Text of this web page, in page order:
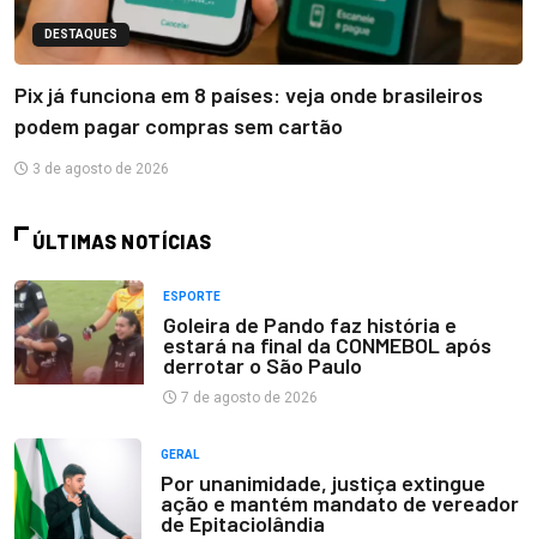
DESTAQUES
Pix já funciona em 8 países: veja onde brasileiros
podem pagar compras sem cartão
3 de agosto de 2026
ÚLTIMAS NOTÍCIAS
ESPORTE
Goleira de Pando faz história e
estará na final da CONMEBOL após
derrotar o São Paulo
7 de agosto de 2026
GERAL
Por unanimidade, justiça extingue
ação e mantém mandato de vereador
de Epitaciolândia